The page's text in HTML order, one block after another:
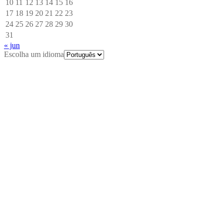
10 11 12 13 14 15 16
17 18 19 20 21 22 23
24 25 26 27 28 29 30
31
« jun
Escolha um idioma